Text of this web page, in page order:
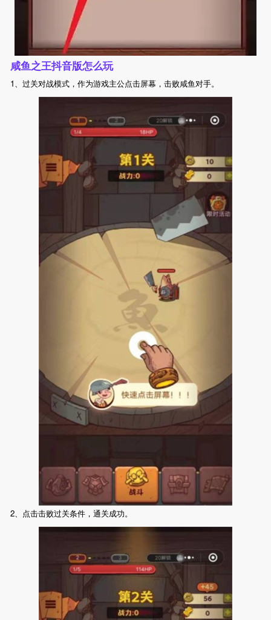
咸鱼之王抖音版怎么玩
1、过关对战模式，作为游戏主公点击屏幕，击败咸鱼对手。
2、点击击败过关条件，通关成功。